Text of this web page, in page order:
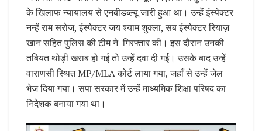
के खिलाफ न्यायालय से एनबीडब्ल्यू जारी हुआ था। उन्हें इंस्पेक्टर
नन्हें राम सरोज, इंस्पेक्टर जय श्याम शुक्ला, सब इंस्पेक्टर रियाज़
खान सहित पुलिस की टीम ने गिरफ्तार की। इस दौरान उनकी
तबियत थोड़ी खराब हो गई तो उन्हें दवा दी गई। उसके बाद उन्हें
वाराणसी स्थित MP/MLA कोर्ट लाया गया, जहाँ से उन्हें जेल
भेज दिया गया। सपा सरकार में उन्हें माध्यमिक शिक्षा परिषद का
निदेशक बनाया गया था।